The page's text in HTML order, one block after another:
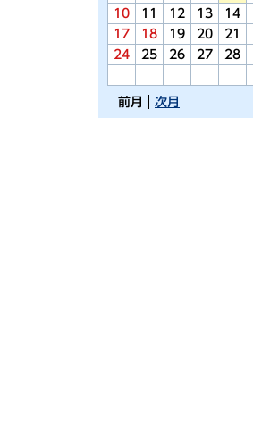
10
11 12 13 14
17
18 19 20 21
24
25 26 27 28
前月 次月